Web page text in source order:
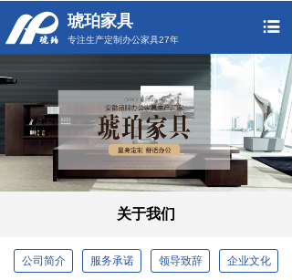
关于我们
领导致辞 企业文化
服务承诺
公司简介
琥珀家具
专注生产定制办公家具27年